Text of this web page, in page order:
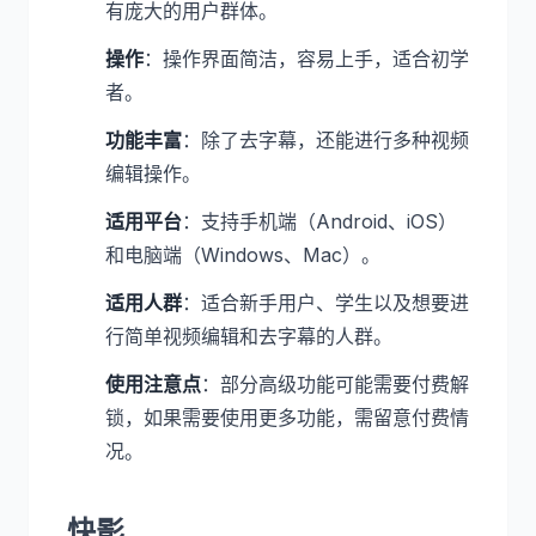
有庞大的用户群体。
操作：操作界面简洁，容易上手，适合初学
者。
功能丰富：除了去字幕，还能进行多种视频
编辑操作。
适用平台：支持手机端（Android、iOS）
和电脑端（Windows、Mac）。
适用人群：适合新手用户、学生以及想要进
行简单视频编辑和去字幕的人群。
使用注意点：部分高级功能可能需要付费解
锁，如果需要使用更多功能，需留意付费情
况。